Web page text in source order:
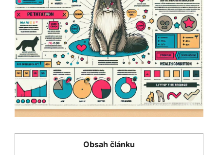
Obsah článku